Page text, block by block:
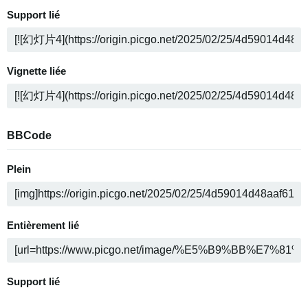
Support lié
Vignette liée
BBCode
Plein
Entièrement lié
Support lié